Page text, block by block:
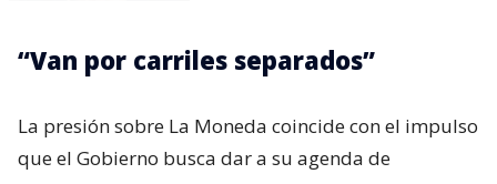
“Van por carriles separados”
La presión sobre La Moneda coincide con el impulso
que el Gobierno busca dar a su agenda de